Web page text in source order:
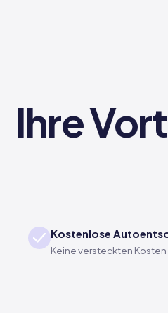
Ihre
Kostenlose
Keine versteckten